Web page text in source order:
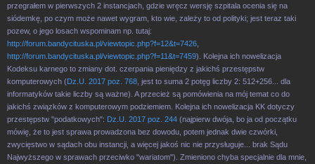
przegrałem w pierwszych 2 instancjach, gdzie wręcz wersję szpitala ocenia się na
siódemkę, po czym może nawet wygram, kto wie, zależy to od polityki; jest teraz taki
pozew, o jego losach wspominam np. tutaj:
http://forum.bandycituska.pl/viewtopic.php?f=12&t=7426
http://forum.bandycituska.pl/viewtopic.php?f=11&t=7459). Kolejna ich nowelizacja
Kodeksu karnego to zmiany dot. czerpania pieniędzy z jakichś przestępstw
komputerowych (Dz.U. 2017 poz. 768 , jest to suma 2 potęg liczby 2: 512+256... dla
informatyków takie liczby są ważne). A przecież są pomówienia na mój temat co do
jakichś związków z komputerowym podziemiem. Kolejna ich nowelizacja KK dotyczy
przestępstw "podatkowych": Dz.U. 2017 poz. 244 (najpierw dwója, bo ja od początku
mówię, że to jest sprawa prowadzona bez dowodu, potem jednak dwie czwórki,
zwycięstwo w sądach obu instancji, a więcej jakoś nic nie przysługuje... brak Sądu
Najwyższego w sprawach przeciwko "wariatom"). Zmieniono chyba specjalnie dla mnie,